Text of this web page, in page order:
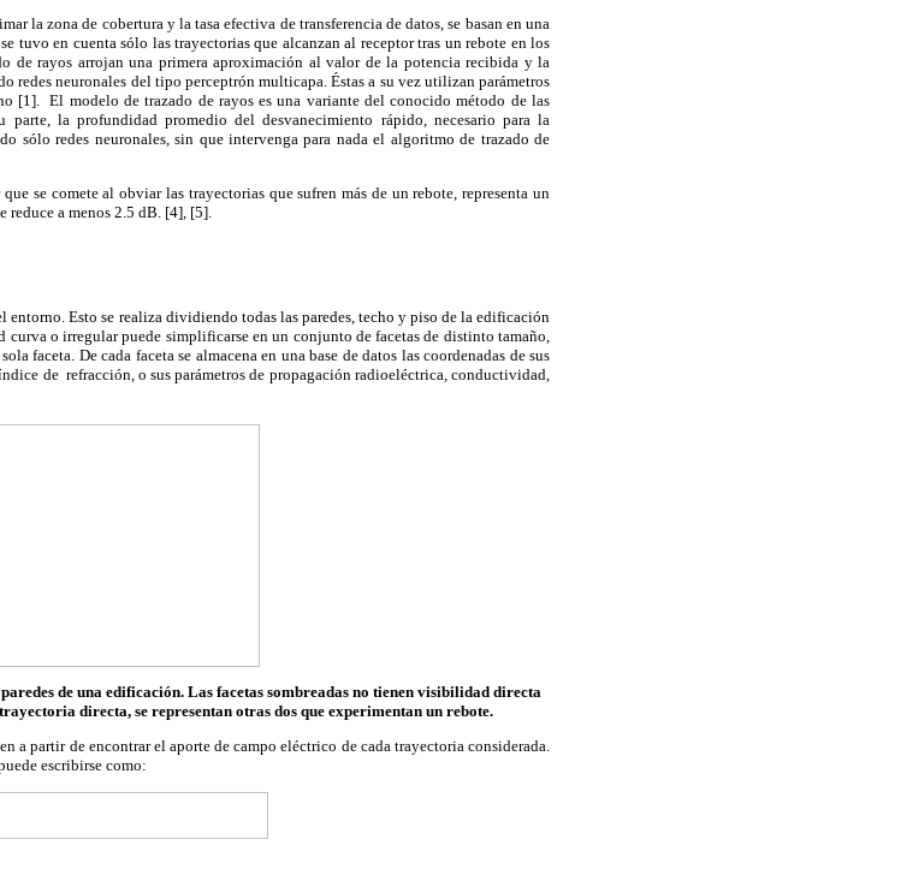
la zona de cobertura y la tasa efectiva de transferencia de datos, se basan en una
tuvo en cuenta sólo las trayectorias que alcanzan al receptor tras un rebote en los
de rayos arrojan una primera aproximación al valor de la potencia recibida y la
redes neuronales del tipo perceptrón multicapa. Éstas a su vez utilizan parámetros
[1]. El modelo de trazado de rayos es una variante del conocido método de las
la profundidad promedio del desvanecimiento rápido, necesario para la
sólo redes neuronales, sin que intervenga para nada el algoritmo de trazado de
se comete al obviar las trayectorias que sufren más de un rebote, representa un
reduce a menos 2.5 dB. [4], [5].
entorno. Esto se realiza dividiendo todas las paredes, techo y piso de la edificación
curva o irregular puede simplificarse en un conjunto de facetas de distinto tamaño,
faceta. De cada faceta se almacena en una base de datos las coordenadas de sus
de refracción, o sus parámetros de propagación radioeléctrica, conductividad,
de una edificación. Las facetas sombreadas no tienen visibilidad directa
directa, se representan otras dos que experimentan un rebote.
a partir de encontrar el aporte de campo eléctrico de cada trayectoria considerada.
escribirse como: